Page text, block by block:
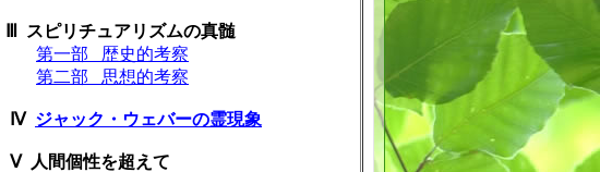
Ⅲ スピリチュアリズムの真髄
第一部 歴史的考察
第二部 思想的考察
Ⅳ ジャック・ウェバーの霊現象
Ⅴ 人間個性を超えて